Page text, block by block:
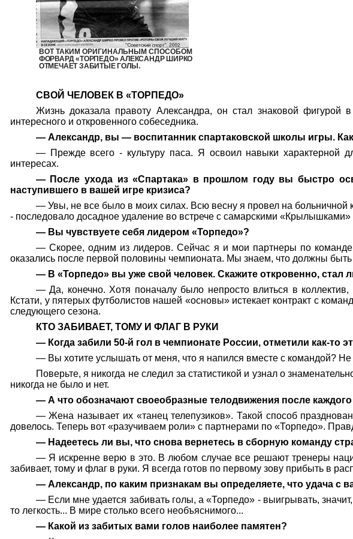
ВОТ ТАКИМ ОРИГИНАЛЬНЫМ СПОСОБОМ
ФОРВАРД «ТОРПЕДО» АЛЕКСАНДР ШИРКО
ОТМЕЧАЕТ ЗАБИТЫЕ ГОЛЫ.
СВОЙ ЧЕЛОВЕК В «ТОРПЕДО»
Жизнь доказала правоту Александра, он стал знаковой
интересного и откровенного собеседника.
— Александр, вы — воспитанник спартаковской школы игры.
— Прежде всего - культуру паса. Я освоил навыки характерной
интересах.
— После ухода из «Спартака» в прошлом году вы быстро
наступившего в вашей игре кризиса?
— Увы, не все было в моих силах. Всю весну я провел на больничной
- последовало досадное удаление во встрече с самарскими
— Вы чувствуете себя лидером «Торпедо»?
— Скорее, одним из лидеров. Сейчас я и мои партнеры по
оказались после первой половины чемпионата. Мы знаем, что должны
— В «Торпедо» вы уже свой человек. Скажите откровенно, стал
— Да, конечно. Хотя поначалу было непросто влиться в
Кстати, у пятерых футболистов нашей «основы» истекает контракт с
следующего сезона.
КТО ЗАБИВАЕТ, ТОМУ И ФЛАГ В РУКИ
— Когда забили 50-й гол в чемпионате России, отметили как-то
— Вы хотите услышать от меня, что я напился вместе с командой? Не
Поверьте, я никогда не следил за статистикой и узнал о
никогда не было и нет.
— А что обозначают своеобразные телодвижения после каждого
— Жена называет их «танец телепузиков». Такой способ
довелось. Теперь вот «разучиваем роли» с партнерами по «Торпедо».
— Надеетесь ли вы, что снова вернетесь в сборную команду
— Я искренне верю в это. В любом случае все решают тренеры
забивает, тому и флаг в руки. Я всегда готов по первому зову прибыть в
— Александр, по каким признакам вы определяете, что удача с
— Если мне удается забивать голы, а «Торпедо» - выигрывать,
то легкость... В мире столько всего необъяснимого...
— Какой из забитых вами голов наиболее памятен?